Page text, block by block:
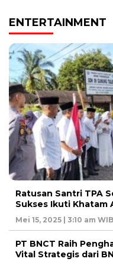
ENTERTAINMENT
Ratusan Santri TPA
Sukses Ikuti Khatam
Mei 15, 2025 | 3:10 am WIB
PT BNCT Raih
Vital Strategis dari